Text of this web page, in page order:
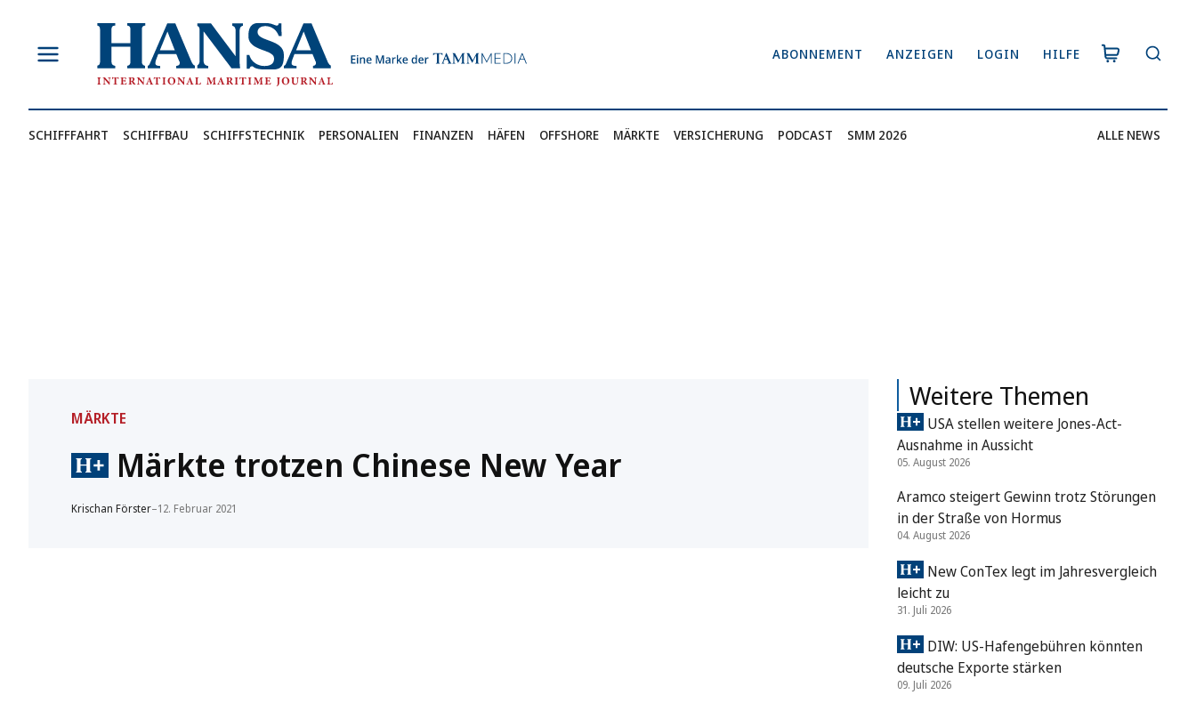
springen
ABONNEMENT ANZEIGEN LOGIN HILFE
SCHIFFFAHRT SCHIFFBAU SCHIFFSTECHNIK PERSONALIEN FINANZEN HÄFEN OFFSHORE MÄRKTE VERSICHERUNG PODCAST SMM 2026 ALLE NEWS
MÄRKTE
Märkte trotzen Chinese New Year
Krischan Förster–12. Februar 2021
Weitere Themen
USA stellen weitere Jones-Act-
Ausnahme in Aussicht
05. August 2026
Aramco steigert Gewinn trotz Störungen
in der Straße von Hormus
04. August 2026
New ConTex legt im Jahresvergleich
leicht zu
31. Juli 2026
DIW: US-Hafengebühren könnten
deutsche Exporte stärken
09. Juli 2026